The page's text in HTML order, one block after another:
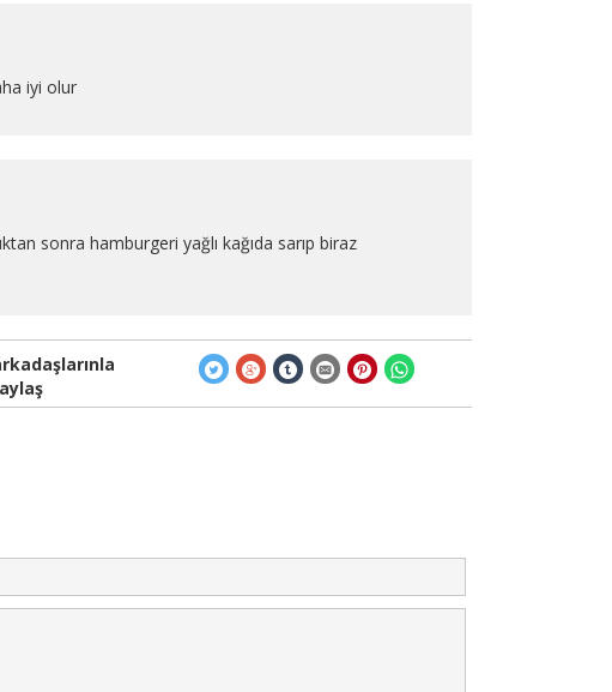
iyi olur
sonra hamburgeri yağlı kağıda sarıp biraz